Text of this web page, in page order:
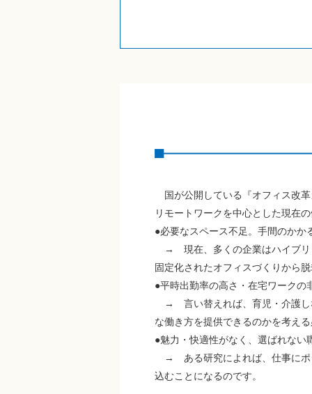
国が公開している『オフィス改
リモートワークを中心とした現在
●必要なスペース不足。手間のかか
→ 現在、多くの企業はハイブリ
固定化されたオフィスづくりから
●平時出勤率の高さ・在宅ワーク
→ 言い替えれば、育児・介護し
な働き方を提供できるのかを考え
●魅力・快適性がなく、選ばれな
→ ある研究によれば、仕事にポ
込むことになるのです。